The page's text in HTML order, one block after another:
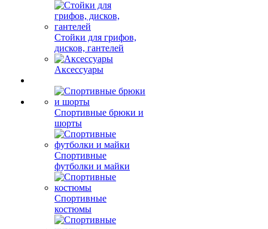
Стойки для грифов,
дисков, гантелей
Аксессуары
Спортивные брюки и
шорты
Спортивные
футболки и майки
Спортивные
костюмы